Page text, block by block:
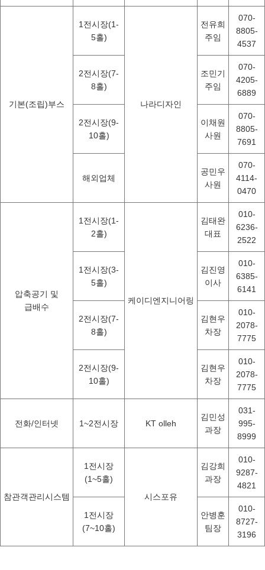
기본(조립)부스
1전시장(1-
5홀)
나라디자인
전유희
주임
070-
8805-
4537
2전시장(7-
8홀)
조민기
주임
070-
4205-
6889
2전시장(9-
10홀)
이채원
사원
070-
8805-
7691
해외업체
공민우
사원
070-
4114-
0470
압축공기 및
급배수
1전시장(1-
2홀)
케이디엔지니어링
김태완
대표
010-
6236-
2522
1전시장(3-
5홀)
김진영
이사
010-
6385-
6141
2전시장(7-
8홀)
김현우
차장
010-
2078-
7775
2전시장(9-
10홀)
김현우
차장
010-
2078-
7775
전화/인터넷 1~2전시장 KT olleh
김민성
과장
031-
995-
8999
참관객관리시스템
1전시장
(1~5홀)
시스포유
김강희
과장
010-
9287-
4821
1전시장
(7~10홀)
안병훈
팀장
010-
8727-
3196